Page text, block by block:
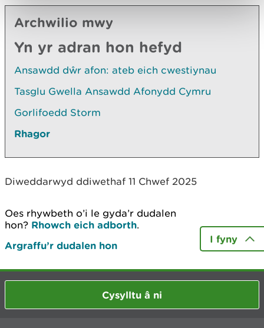
Archwilio mwy
Yn yr adran hon hefyd
Ansawdd dŵr afon: ateb eich cwestiynau
Tasglu Gwella Ansawdd Afonydd Cymru
Gorlifoedd Storm
Rhagor
Diweddarwyd ddiwethaf 11 Chwef 2025
Oes rhywbeth o’i le gyda’r dudalen
hon? Rhowch eich adborth.
Argraffu’r dudalen hon
I fyny
Cysylltu â ni